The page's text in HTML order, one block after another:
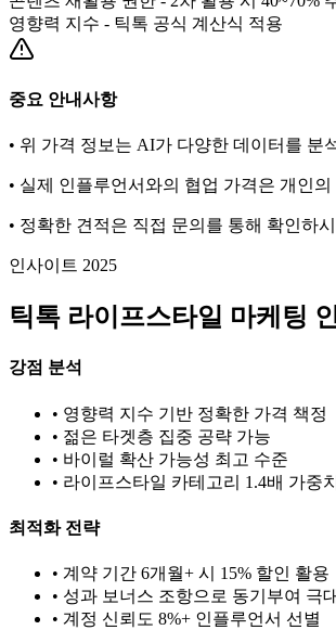
영향력 지수 - 틱톡 공식 계산식 적용
중요 안내사항
• 위 가격 정보는 AI가 다양한 데이터를 분
• 실제 인플루언서와의 협업 가격은 개인
• 정확한 견적은 직접 문의를 통해 확인하
인사이트 2025
틱톡 라이프스타일 마케팅
강점 분석
• 영향력 지수 기반 정확한 가격 책정
• 젊은 타겟층 집중 공략 가능
• 바이럴 확산 가능성 최고 수준
• 라이프스타일 카테고리 1.4배 가중치
최적화 전략
• 계약 기간 6개월+ 시 15% 할인 활용
• 성과 보너스 조항으로 동기부여 극
• 계정 신뢰도 8%+ 인플루언서 선별